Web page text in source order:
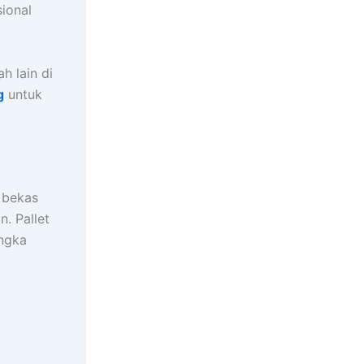
lain di
untuk
Pallet